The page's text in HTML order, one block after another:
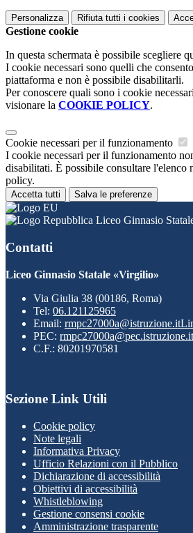
Personalizza Rifiuta tutti i cookies
Gestione cookie
In questa schermata è possibile scegliere
I cookie necessari sono quelli che
piattaforma e non è possibile disabilitarli.
Per conoscere quali sono i cookie
visionare la COOKIE POLICY.
Cookie necessari per il funzionamento
I cookie necessari per il funzionamento
disabilitati. È possibile consultare l'elenco
policy.
Accetta tutti Salva le preferenze
Liceo Ginnasio
Contatti
Liceo Ginnasio Statale «Virgilio»
Via Giulia 38 (00186, Roma)
Tel: 06.121125965
Email: rmpc27000a@istruzione.it
PEC: rmpc27000a@pec.istruzione.it
C.F.: 80201970581
Sezione Link Utili
Cookie policy
Note legali
Informativa Privacy
Ufficio Relazioni con il Pubblico
Dichiarazione di accessibilità
Obiettivi di accessibilità
Whistleblowing
Gestione consensi cookie
Amministrazione trasparente